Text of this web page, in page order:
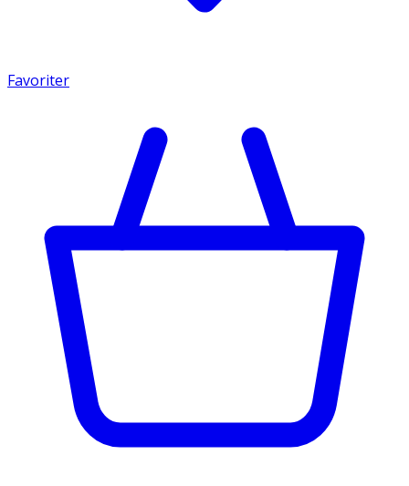
Favoriter